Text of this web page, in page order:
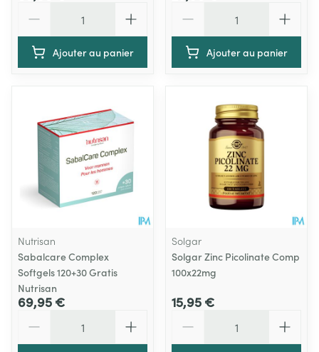
Ajouter au panier Ajouter au panier
Nutrisan
Sabalcare Complex
Softgels 120+30 Gratis
Nutrisan
69,95 €
Solgar
Solgar Zinc Picolinate Comp
100x22mg
15,95 €